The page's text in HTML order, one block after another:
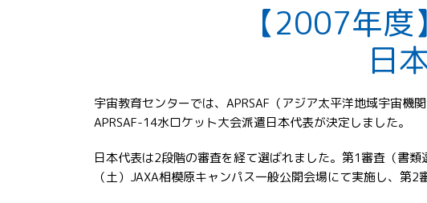
【2007年
日
宇宙教育センターでは、APRSAF（アジア太平洋地域宇宙
APRSAF-14水ロケット大会派遣日本代表が決定しました。
日本代表は2段階の審査を経て選ばれました。第1審査（書
（土）JAXA相模原キャンパス一般公開会場にて実施し、第